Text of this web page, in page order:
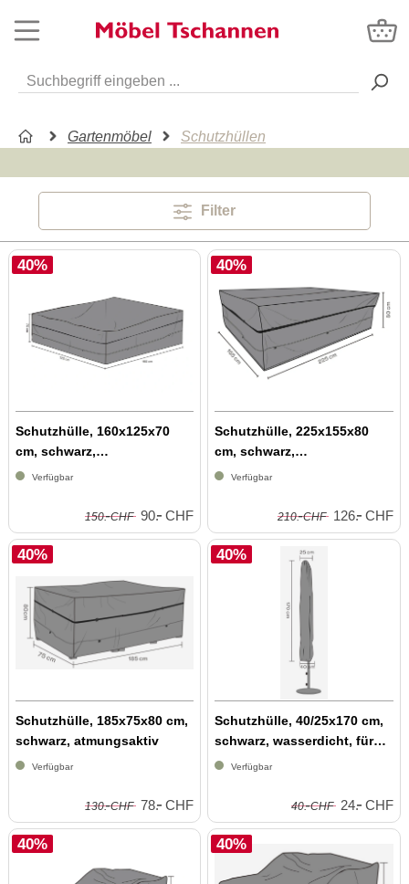
Gartenmöbel Schutzhüllen
Filter
40%
Schutzhülle, 160x125x70
cm, schwarz,
wasserabweisend, atm...
Verfügbar
150.-CHF 90.
- CHF
40%
Schutzhülle, 225x155x80
cm, schwarz,
wasserabweisend, atm...
Verfügbar
210.-CHF 126.
- CHF
40%
Schutzhülle, 185x75x80 cm,
schwarz, atmungsaktiv
Verfügbar
130.-CHF 78.
- CHF
40%
Schutzhülle, 40/25x170 cm,
schwarz, wasserdicht, für
Sonn...Verfügbar
40.-CHF 24.
- CHF
40% 40%